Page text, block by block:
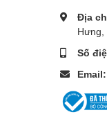
Địa
Hưng,
Số
Email: